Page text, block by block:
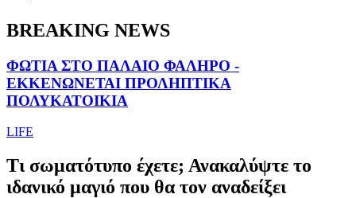
BREAKING NEWS
ΦΩΤΙΑ ΣΤΟ ΠΑΛΑΙΟ ΦΑΛΗΡΟ -
ΕΚΚΕΝΩΝΕΤΑΙ ΠΡΟΛΗΠΤΙΚΑ
ΠΟΛΥΚΑΤΟΙΚΙΑ
LIFE
Τι σωματότυπο έχετε; Ανακαλύψτε το
ιδανικό μαγιό που θα τον αναδείξει